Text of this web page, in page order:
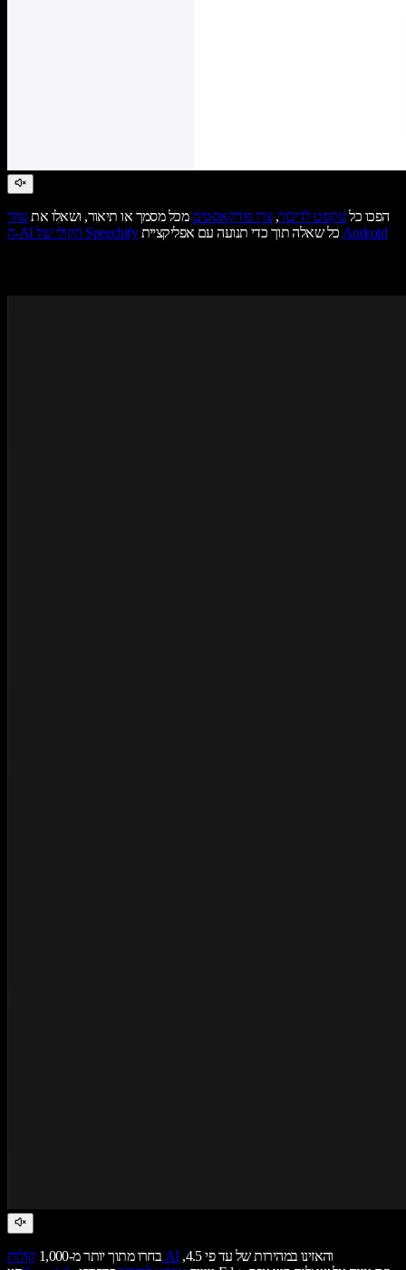
הפכו כלטקסט לדיבור,צרו פודקאסטים מכל מסמך או תיאור, ושאלו את עוזר
ה-AI הקולי של Speechify
כל שאלה תוך כדי תנועה עם אפליקצייתAndroid
בחרו מתוך יותר מ-1,000 קולות AIוהאזינו במהירות של עד פי 4.5,